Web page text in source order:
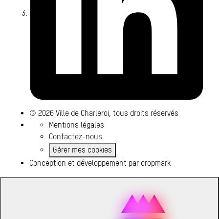
© 2026 Ville de Charleroi, tous droits réservés
Mentions légales
Contactez-nous
Gérer mes cookies
Conception et développement par cropmark